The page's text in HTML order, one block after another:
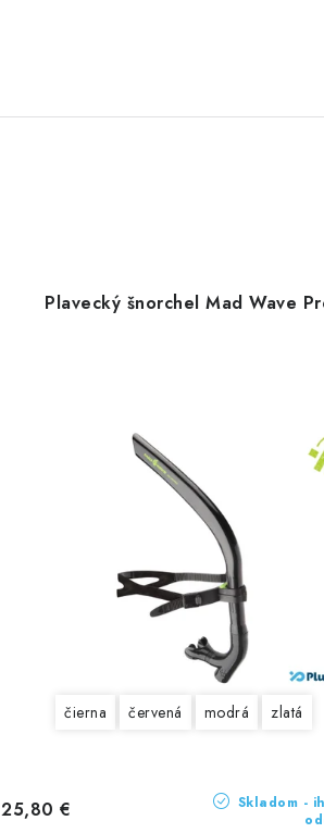
Plavecký šnorchel Mad Wave
čierna červená modrá zlatá
Skladom -
25,80 €